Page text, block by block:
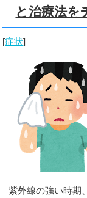
と治療法を
[症状]
紫外線の強い時期